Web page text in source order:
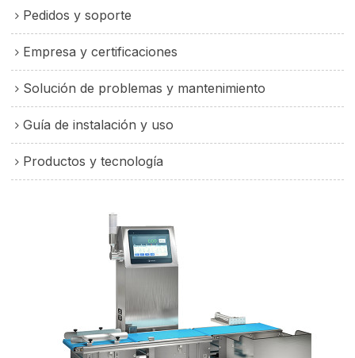
Pedidos y soporte
Empresa y certificaciones
Solución de problemas y mantenimiento
Guía de instalación y uso
Productos y tecnología